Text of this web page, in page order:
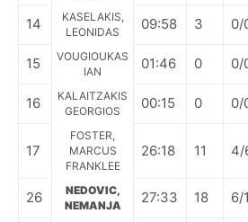
14
KASELAKIS,
LEONIDAS
09:58 3 0/
15
VOUGIOUKAS
IAN
01:46 0 0/
16
KALAITZAKIS
GEORGIOS
00:15 0 0/
17
FOSTER,
MARCUS
FRANKLEE
26:18 11 4/
26
NEDOVIC,
NEMANJA
27:33 18 6/